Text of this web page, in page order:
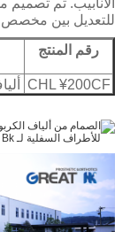
للتعديل بين مخصص
رقم المنتج
CHL ¥200CF